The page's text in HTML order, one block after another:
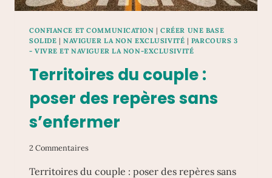
CONFIANCE ET COMMUNICATION |CRÉER UNE BASE
SOLIDE |NAVIGUER LA NON EXCLUSIVITÉ | PARCOURS 3
- VIVRE ET NAVIGUER LA NON-EXCLUSIVITÉ
Territoires du couple :
poser des repères sans
s’enfermer
2 Commentaires
Territoires du couple : poser des repères sans